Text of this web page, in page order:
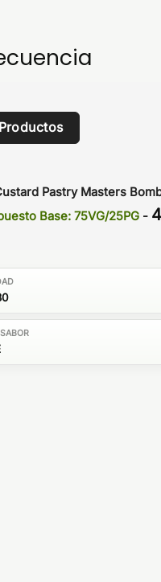
Pastry Masters
Base: 75VG/25PG -